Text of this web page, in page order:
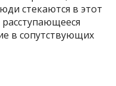
стекаются в этот
в сопутствующих